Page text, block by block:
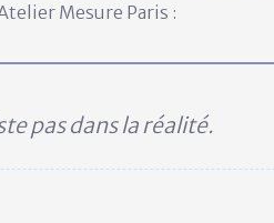
Mesure Paris :
pas dans la réalité.